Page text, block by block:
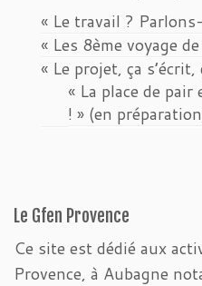
« Le travail ?
« Les 8ème voyage
« Le projet, ça s’écrit,
« La place de pair
! » (en
Le Gfen Provence
Ce site est dédié aux
Provence, à Aubagne